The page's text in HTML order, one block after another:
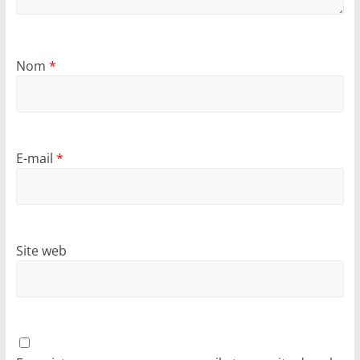
Nom *
E-mail *
Site web